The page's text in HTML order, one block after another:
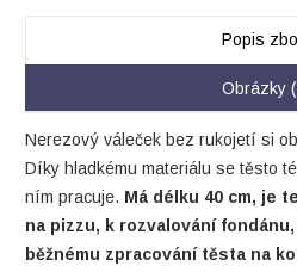
Popis
Obrázky
Nerezový váleček bez rukojetí si
Díky hladkému materiálu se těsto
ním pracuje. Má délku 40 cm, je
na pizzu, k rozvalování
běžnému zpracování těsta na